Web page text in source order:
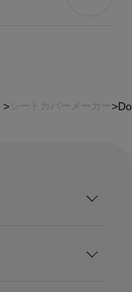
シートカバーメーカー